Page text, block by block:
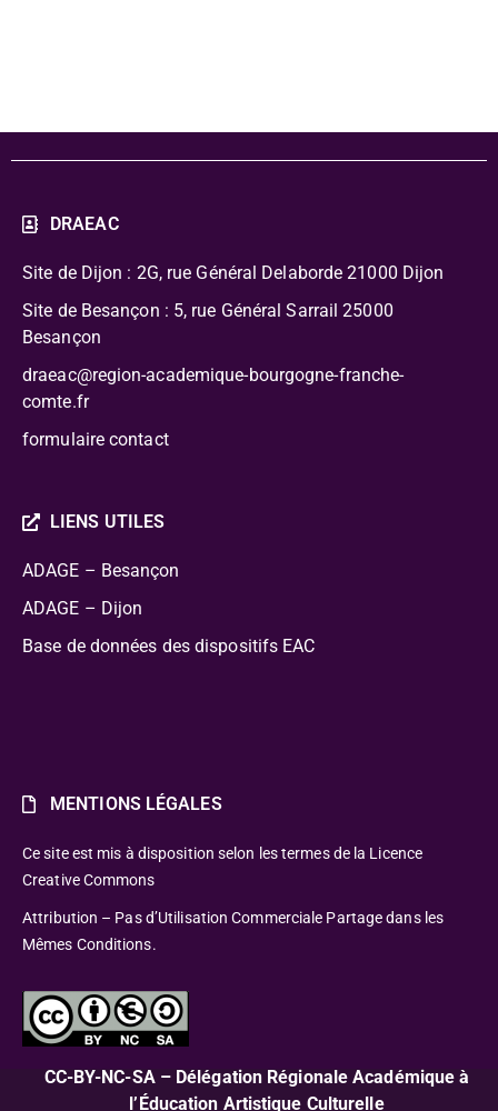
DRAEAC
Site de Dijon : 2G, rue Général Delaborde 21000 Dijon
Site de Besançon : 5, rue Général Sarrail 25000
Besançon
draeac@region-academique-bourgogne-franche-
comte.fr
formulaire contact
LIENS UTILES
ADAGE – Besançon
ADAGE – Dijon
Base de données des dispositifs EAC
MENTIONS LÉGALES
Ce site est mis à disposition selon les termes de la Licence
Creative Commons
Attribution – Pas d’Utilisation Commerciale Partage dans les
Mêmes Conditions.
CC-BY-NC-SA – Délégation Régionale Académique à
l’Éducation Artistique Culturelle